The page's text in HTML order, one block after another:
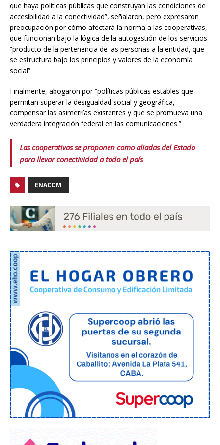
que haya políticas públicas que construyan las condiciones de
accesibilidad a la conectividad”, señalaron, pero expresaron
preocupación por cómo afectará la norma a las cooperativas,
que funcionan bajo la lógica de la autogestión de los servicios
“producto de la pertenencia de las personas a la entidad, que
se estructura bajo los principios y valores de la economía
social”.
Finalmente, abogaron por “políticas públicas estables que
permitan superar la desigualdad social y geográfica,
compensar las asimetrías existentes y que se promueva una
verdadera integración federal en las comunicaciones.”
Las cooperativas se proponen como aliadas del Estado
para llevar conectividad a todo el país
ENACOM